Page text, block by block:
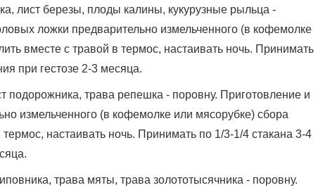
лист березы, плоды калины, кукурузные рыльца -
ложки предварительно измельченного (в кофемолке
вместе с травой в термос, настаивать ночь. Принимать
при гестозе 2-3 месяца.
подорожника, трава репешка - поровну. Приготовление и
измельченного (в кофемолке или мясорубке) сбора
настаивать ночь. Принимать по 1/3-1/4 стакана 3-4
трава мяты, трава золототысячника - поровну.